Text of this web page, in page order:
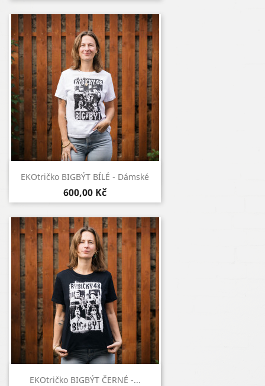
 Rychlý náhled
EKOtričko BIGBÝT BÍLÉ - Dámské
600,00 Kč
Rychlý náhled
EKOtričko BIGBÝT ČERNÉ -...